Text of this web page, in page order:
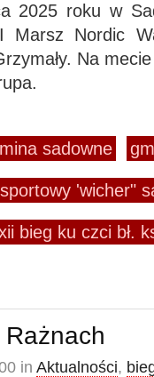
2025 roku w
Marsz Nordic
Na
sadowne
'wicher"
bieg ku czci bł.
in Aktualności,